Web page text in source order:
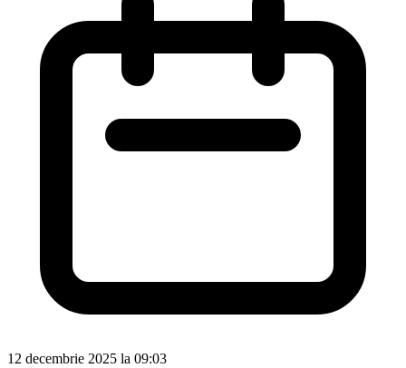
12 decembrie 2025 la 09:03